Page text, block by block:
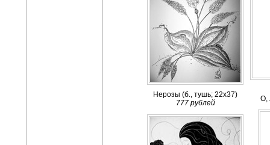
Нерозы (б., тушь; 22х37)
777 рублей
О,